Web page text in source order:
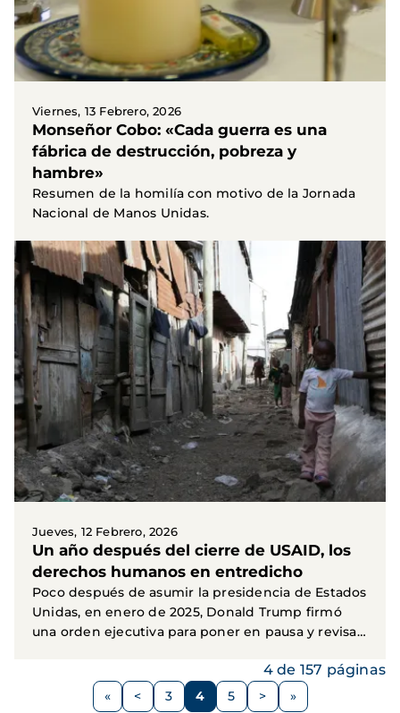
Viernes, 13 Febrero, 2026
Monseñor Cobo: «Cada guerra es una
fábrica de destrucción, pobreza y
hambre»
Resumen de la homilía con motivo de la Jornada
Nacional de Manos Unidas.
Jueves, 12 Febrero, 2026
Un año después del cierre de USAID, los
derechos humanos en entredicho
Poco después de asumir la presidencia de Estados
Unidas, en enero de 2025, Donald Trump firmó
una orden ejecutiva para poner en pausa y revisar
Paginación
Página
< Página
3 Página
4 Página
5
Siguiente
>
4 de 157 páginas